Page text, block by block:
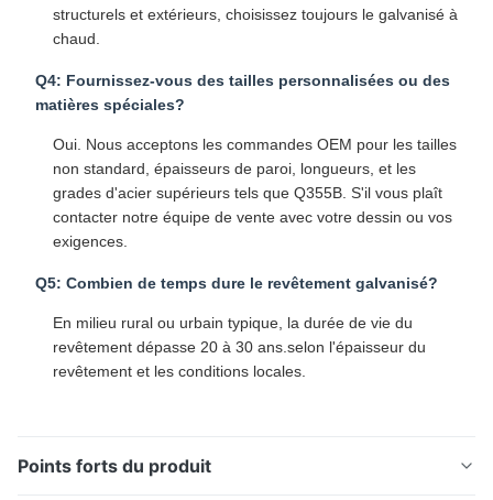
structurels et extérieurs, choisissez toujours le galvanisé à
chaud.
Q4: Fournissez-vous des tailles personnalisées ou des
matières spéciales?
Oui. Nous acceptons les commandes OEM pour les tailles
non standard, épaisseurs de paroi, longueurs, et les
grades d'acier supérieurs tels que Q355B. S'il vous plaît
contacter notre équipe de vente avec votre dessin ou vos
exigences.
Q5: Combien de temps dure le revêtement galvanisé?
En milieu rural ou urbain typique, la durée de vie du
revêtement dépasse 20 à 30 ans.selon l'épaisseur du
revêtement et les conditions locales.
Points forts du produit